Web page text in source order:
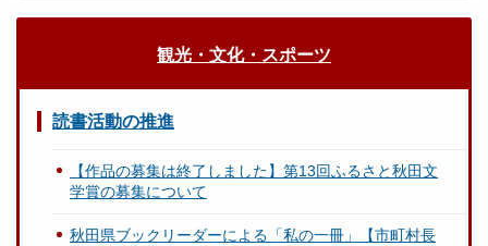
観光・文化・スポーツ
読書活動の推進
【作品の募集は終了しました】第13回ふるさと秋田文
学賞の募集について
秋田県ブックリーダーによる「私の一冊」【市町村長